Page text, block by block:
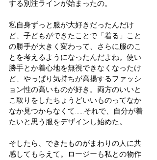
する別注ラインが始まったの。
私自身ずっと服が大好きだったんだけ
ど、子どもができたことで「着る」こと
の勝手が大きく変わって、さらに服のこ
とを考えるようになったんだよね。使い
勝手とか着心地を無視できなくなったけ
ど、やっぱり気持ちが高揚するファッシ
ョン性の高いものが好き。両方のいいと
こ取りをしたちょうどいいものってなか
なか見つからなくて……それで、自分が着
たいと思う服をデザインし始めた。
そしたら、できたものがまわりの人に共
感してもらえて。ロージーも私との物作